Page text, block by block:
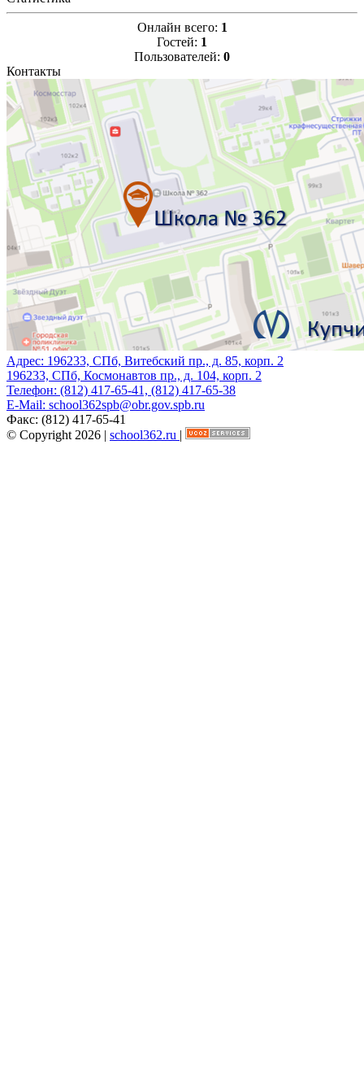
Онлайн всего: 1
Гостей: 1
Пользователей: 0
Контакты
Адрес: 196233, СПб, Витебский пр., д. 85, корп. 2
196233, СПб, Космонавтов пр., д. 104, корп. 2
Телефон: (812) 417-65-41, (812) 417-65-38
E-Mail: school362spb@obr.gov.spb.ru
Факс: (812) 417-65-41
© Copyright 2026 | school362.ru |